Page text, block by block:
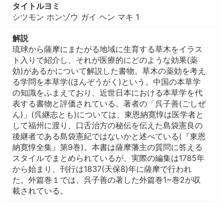
タイトルヨミ
シツモン ホンゾウ ガイ ヘン マキ 1
解説
琉球から薩摩にまたがる地域に生育する草木をイラス
ト入りで紹介し、それが医療的にどのような効果(薬
効)があるかについて解説した書物。草木の薬効を考え
る学問を本草学(ほんぞうがく)という。中国の本草学
の知識をふまえており、近世日本における本草学を代
表する書物と評価されている。著者の「呉子善(ごしぜ
ん)」(呉継志とも)については、東恩納寛惇は医学者と
して福州に渡り、口舌治方の秘伝を伝えた島袋憲良の
後継者である島袋憲紀ではないかと述べている(『東恩
納寛惇全集』第9巻)。本書は薩摩藩主の質問に答える
スタイルでまとめられているが、実際の編集は1785年
から始まり、刊行は1837(天保8)年に薩摩で行われ
た。外篇巻１では、呉子善の著した外篇巻1~巻2が収
載されている。